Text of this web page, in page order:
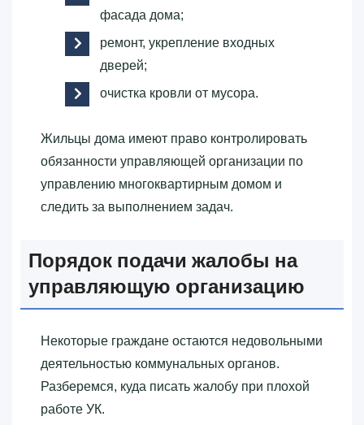
фасада дома;
ремонт, укрепление входных
дверей;
очистка кровли от мусора.
Жильцы дома имеют право контролировать
обязанности управляющей организации по
управлению многоквартирным домом и
следить за выполнением задач.
Порядок подачи жалобы на
управляющую организацию
Некоторые граждане остаются недовольными
деятельностью коммунальных органов.
Разберемся, куда писать жалобу при плохой
работе УК.